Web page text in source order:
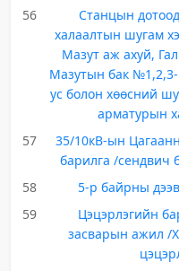
56
Станцын
халаалтын шугам
Мазут аж ахуй,
Мазутын бак
ус болон хөөсний
арматурын
57
35/10кВ-ын
барилга /сендвич
58 5-р байрны
59
Цэцэрлэгийн
засварын ажил /